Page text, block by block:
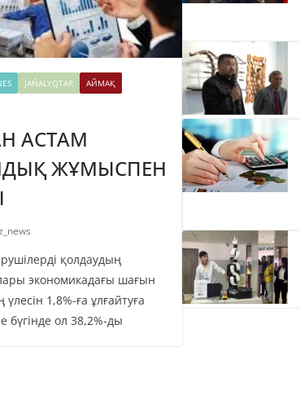
JAŃALYQTAR
АЙМАҚ
АСТАМ
ЖҰМЫСПЕН
қолдаудың
экономикадағы шағын
1,8%-ға ұлғайтуға
бүгінде ол 38,2%-ды